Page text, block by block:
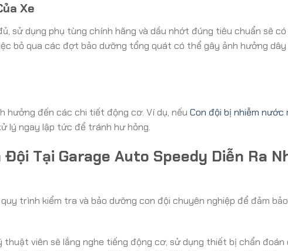
Xe
sử dụng phụ tùng chính hãng và dầu nhớt đúng tiêu chuẩn sẽ
bỏ qua các đợt bảo dưỡng tổng quát có thể gây ảnh hưởng
hưởng đến các chi tiết động cơ. Ví dụ, nếu Con đội bị nhiễm nước
lý ngay lập tức để tránh hư hỏng.
Tại Garage Auto Speedy Diễn Ra
trình kiểm tra và bảo dưỡng con đội chuyên nghiệp để đảm
thuật viên sẽ lắng nghe tiếng động cơ, sử dụng thiết bị chẩn đoán